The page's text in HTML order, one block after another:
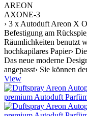
AREON
AXONE-3
› 3 x Autoduft Areon X
Befestigung am
Räumlichkeiten benutzt
hochkapilares Papier›
Das neue moderne
angepasst› Sie können
View